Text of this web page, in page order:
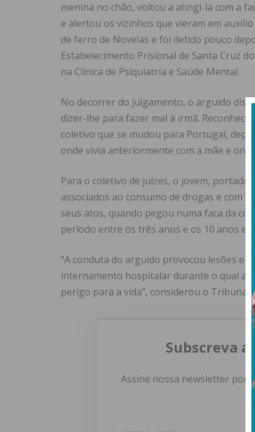
menina no chão, voltou a atingi-la com a
e alertou os vizinhos que vieram em
de ferro de Novelas e foi detido pouco
Estabelecimento Prisional de Santa Cruz
na Clínica de Psiquiatria e Saúde Mental.
No decorrer do julgamento, o arguido
dizer-lhe para fazer mal à irmã.
coletivo que se mudou para Portugal,
onde vivia anteriormente com a mãe e
Para o coletivo de juízes, o jovem,
associados ao consumo de drogas e com
seus atos, quando pegou numa faca da
período entre os três anos e os 10 anos e
“A conduta do arguido provocou lesões e
internamento hospitalar durante o qual a
perigo para a vida”, considerou o Tribunal.
Subscreva
Assine nossa newsletter por